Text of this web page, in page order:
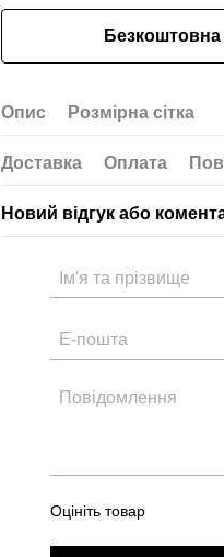
Безкоштовна
Опис Розмірна сітка
Доставка Оплата
Новий відгук або
Оцініть товар